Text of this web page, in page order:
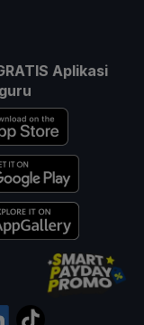
Aplikasi